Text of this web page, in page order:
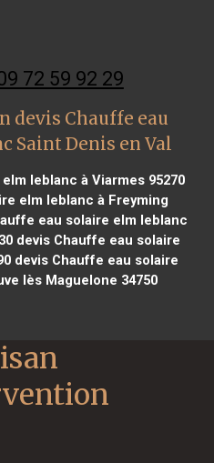
72 59 92 29
devis Chauffe eau
Saint Denis en Val
leblanc à Viarmes 95270
elm leblanc à Freyming
eau solaire elm leblanc
devis Chauffe eau solaire
devis Chauffe eau solaire
lès Maguelone 34750